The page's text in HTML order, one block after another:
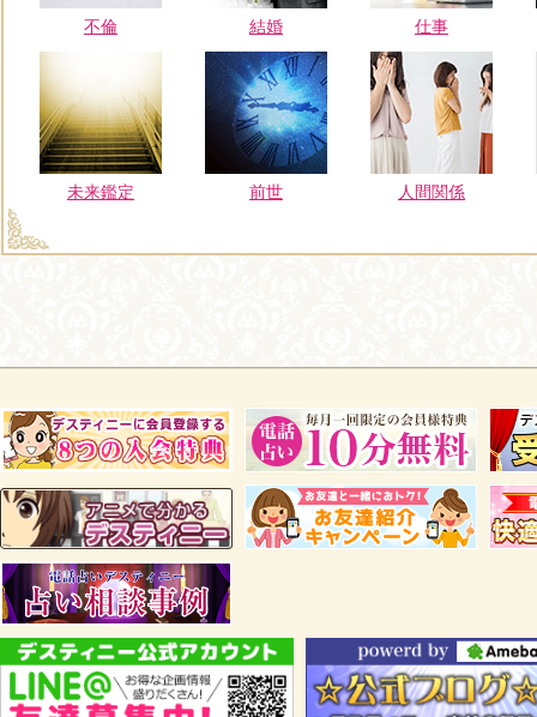
不倫 結婚 仕事
未来鑑定 前世 人間関係